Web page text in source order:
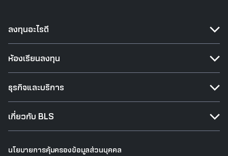
ลงทุนอะไรดี
ห้องเรียนลงทุน
ธุรกิจและบริการ
เกี่ยวกับ BLS
นโยบายการคุ้มครองข้อมูลส่วนบุคคล